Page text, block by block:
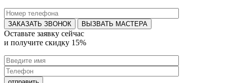
ВЫЗВАТЬ МАСТЕРА
Оставьте заявку сейчас
и получите скидку 15%